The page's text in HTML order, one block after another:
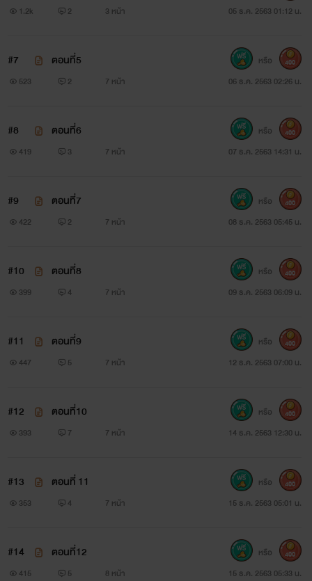
1.2k 2 3 หน้า 05 ธ.ค. 2563 01:12 น.
#7 ตอนที่5
523 2 7 หน้า 06 ธ.ค. 2563 02:26 น.
หรือ 400
#8 ตอนที่6
419 3 7 หน้า 07 ธ.ค. 2563 14:31 น.
หรือ 400
#9 ตอนที่7
422 2 7 หน้า 08 ธ.ค. 2563 05:45 น.
หรือ 400
#10 ตอนที่8
399 4 7 หน้า 09 ธ.ค. 2563 06:09 น.
หรือ 400
#11 ตอนที่9
447 5 7 หน้า 12 ธ.ค. 2563 07:00 น.
หรือ 400
#12 ตอนที่10
393 7 7 หน้า 14 ธ.ค. 2563 12:30 น.
หรือ 400
#13 ตอนที่ 11
353 4 7 หน้า 15 ธ.ค. 2563 05:01 น.
หรือ 400
#14 ตอนที่12
415 5 8 หน้า 15 ธ.ค. 2563 05:33 น.
หรือ 400